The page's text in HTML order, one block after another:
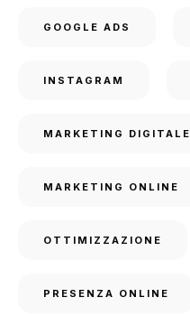
GOOGLE ADS
INSTAGRAM
MARKETING DIGITALE
MARKETING ONLINE
OTTIMIZZAZIONE
PRESENZA ONLINE